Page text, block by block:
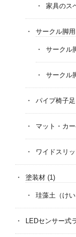
家具のス
サークル脚
サークル
サークル
パイプ椅子
マット・カ
ワイドスリ
塗装材 (1)
珪藻土（けい
LEDセンサー式